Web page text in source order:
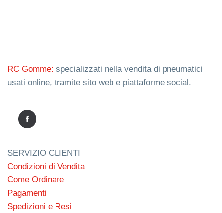
RC Gomme: specializzati nella vendita di pneumatici
usati online, tramite sito web e piattaforme social.
SERVIZIO CLIENTI
Condizioni di Vendita
Come Ordinare
Pagamenti
Spedizioni e Resi